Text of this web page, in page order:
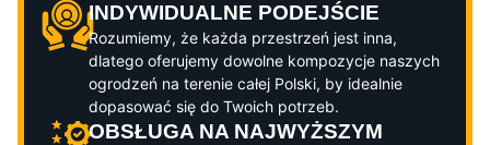
INDYWIDUALNE PODEJŚCIE
Rozumiemy, że każda przestrzeń jest inna,
dlatego oferujemy dowolne kompozycje naszych
ogrodzeń na terenie całej Polski, by idealnie
dopasować się do Twoich potrzeb.
OBSŁUGA NA NAJWYŻSZYM